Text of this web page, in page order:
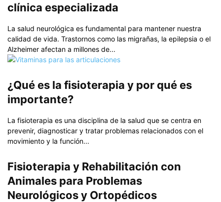
clínica especializada
La salud neurológica es fundamental para mantener nuestra
calidad de vida. Trastornos como las migrañas, la epilepsia o el
Alzheimer afectan a millones de...
¿Qué es la fisioterapia y por qué es
importante?
La fisioterapia es una disciplina de la salud que se centra en
prevenir, diagnosticar y tratar problemas relacionados con el
movimiento y la función...
Fisioterapia y Rehabilitación con
Animales para Problemas
Neurológicos y Ortopédicos